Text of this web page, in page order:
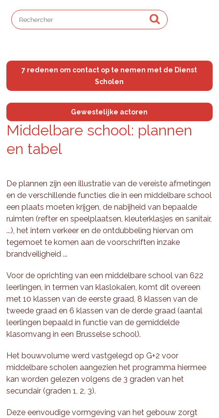
7 redenen om contact op te nemen met de Dienst
Scholen
Gewestelijke actoren
Mid­del­ba­re school: plan­nen
en tabel
De plannen zijn een illustratie van de vereiste afmetingen
en de verschillende functies die in een middelbare school
een plaats moeten krijgen, de nabijheid van bepaalde
ruimten (refter en speelplaatsen, kleuterklasjes en sanitair,
...), het intern verkeer en de ontdubbeling hiervan om
tegemoet te komen aan de voorschriften inzake
brandveiligheid ...
Voor de oprichting van een middelbare school van 622
leerlingen, in termen van klaslokalen, komt dit overeen
met 10 klassen van de eerste graad, 8 klassen van de
tweede graad en 6 klassen van de derde graad (aantal
leerlingen bepaald in functie van de gemiddelde
klasomvang in een Brusselse school).
Het bouwvolume werd vastgelegd op G+2 voor
middelbare scholen aangezien het programma hiermee
kan worden gelezen volgens de 3 graden van het
secundair (graden 1, 2, 3).
Deze eenvoudige vormgeving van het gebouw zorgt